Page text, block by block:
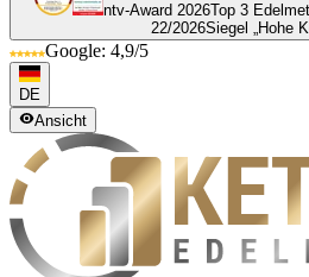
ntv-Award 2026Top 3
22/2026Siegel „Hohe
Google: 4,9/5
DE
Ansicht